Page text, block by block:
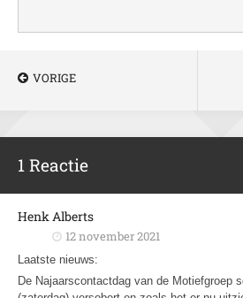
VORIGE
1 Reactie
Henk Alberts
12 november 2021
Laatste nieuws:
De Najaarscontactdag van de Motiefgroep